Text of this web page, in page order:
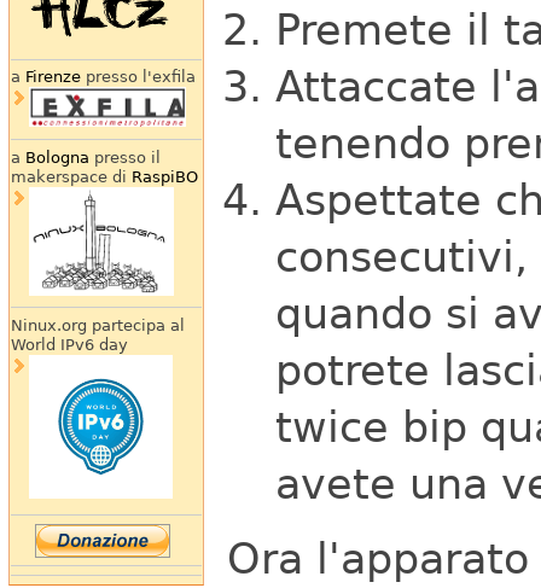
a Firenzepresso l'exfila
a Bologna presso il
makerspace di RaspiBO
Ninux.org partecipa al
World IPv6 day
Premete il
Attaccate
tenendo
Aspettate
quando si
potrete
twice bip
avete una
Ora